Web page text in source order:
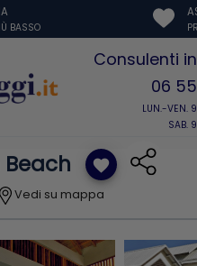
BASSO
Consulenti
06
LUN.-VEN.
SAB.
favorite
Vedi su mappa